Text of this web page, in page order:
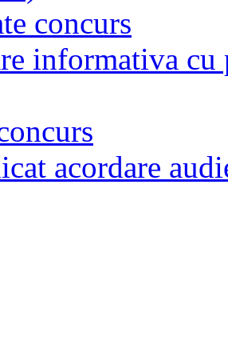
concurs
informativa
acordare